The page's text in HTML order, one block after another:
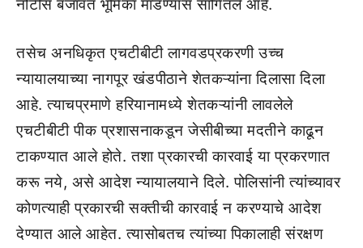
नोटीस बजावत भूमिका मांडण्यास सांगितले आहे.
तसेच अनधिकृत एचटीबीटी लागवडप्रकरणी उच्च
न्यायालयाच्या नागपूर खंडपीठाने शेतकऱ्यांना दिलासा दिला
आहे. त्याचप्रमाणे हरियानामध्ये शेतकऱ्यांनी लावलेले
एचटीबीटी पीक प्रशासनाकडून जेसीबीच्या मदतीने काढून
टाकण्यात आले होते. तशा प्रकारची कारवाई या प्रकरणात
करू नये, असे आदेश न्यायालयाने दिले. पोलिसांनी त्यांच्यावर
कोणत्याही प्रकारची सक्‍तीची कारवाई न करण्याचे आदेश
देण्यात आले आहेत. त्यासोबतच त्यांच्या पिकालाही संरक्षण